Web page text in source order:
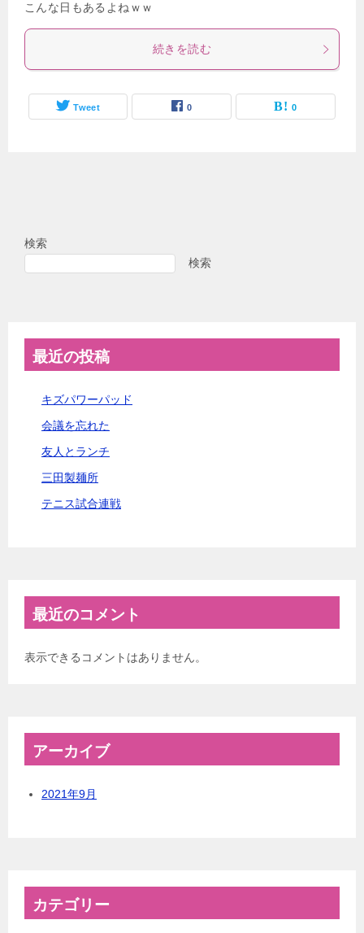
こんな日もあるよねｗｗ
続きを読む
Tweet 0 0
検索
検索
最近の投稿
キズパワーパッド
会議を忘れた
友人とランチ
三田製麺所
テニス試合連戦
最近のコメント
表示できるコメントはありません。
アーカイブ
2021年9月
カテゴリー